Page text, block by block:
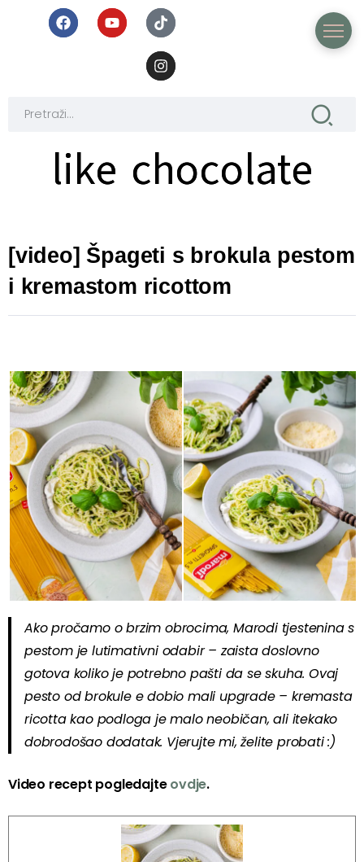
like chocolate
like chocolate
[video] Špageti s brokula pestom
i kremastom ricottom
Ako pročamo o brzim obrocima, Marodi tjestenina s
pestom je lutimativni odabir – zaista doslovno
gotova koliko je potrebno pašti da se skuha. Ovaj
pesto od brokule e dobio mali upgrade – kremasta
ricotta kao podloga je malo neobičan, ali itekako
dobrodošao dodatak. Vjerujte mi, želite probati :)
Video recept pogledajteovdje.